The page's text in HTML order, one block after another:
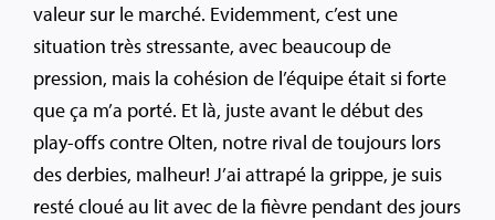
valeur sur le marché. Evidemment, c’est une
situation très stressante, avec beaucoup de
pression, mais la cohésion de l’équipe était si forte
que ça m’a porté. Et là, juste avant le début des
play-offs contre Olten, notre rival de toujours lors
des derbies, malheur! J’ai attrapé la grippe, je suis
resté cloué au lit avec de la fièvre pendant des jours